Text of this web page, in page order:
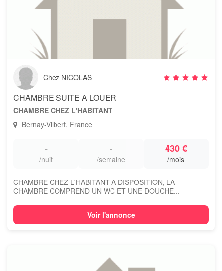
Chez NICOLAS
CHAMBRE SUITE A LOUER
CHAMBRE CHEZ L'HABITANT
Bernay-Vilbert, France
-
/nuit
-
/semaine
430 €
/mois
CHAMBRE CHEZ L'HABITANT A DISPOSITION, LA
CHAMBRE COMPREND UN WC ET UNE DOUCHE...
Voir l'annonce